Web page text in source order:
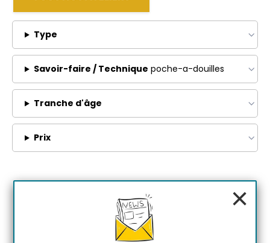
Type
Savoir-faire / Technique poche-a-douilles
Tranche d'âge
Prix
×